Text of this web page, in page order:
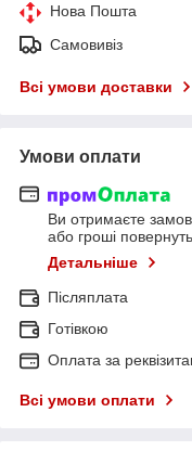
Нова Пошта
Самовивіз
Всі умови доставки
Умови оплати
Ви отримаєте
або гроші
Детальніше
Післяплата
Готівкою
Оплата за
Всі умови оплати